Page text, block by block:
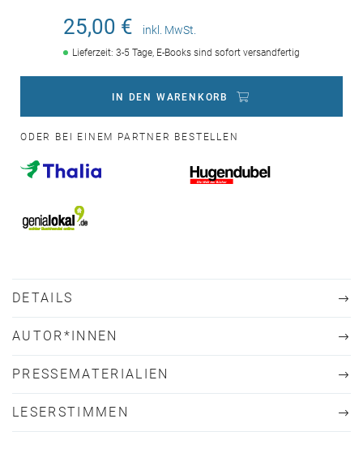
25,00 € inkl. MwSt.
Lieferzeit: 3-5 Tage, E-Books sind sofort versandfertig
IN DEN WARENKORB
ODER BEI EINEM PARTNER BESTELLEN
DETAILS
AUTOR*INNEN
PRESSEMATERIALIEN
LESERSTIMMEN